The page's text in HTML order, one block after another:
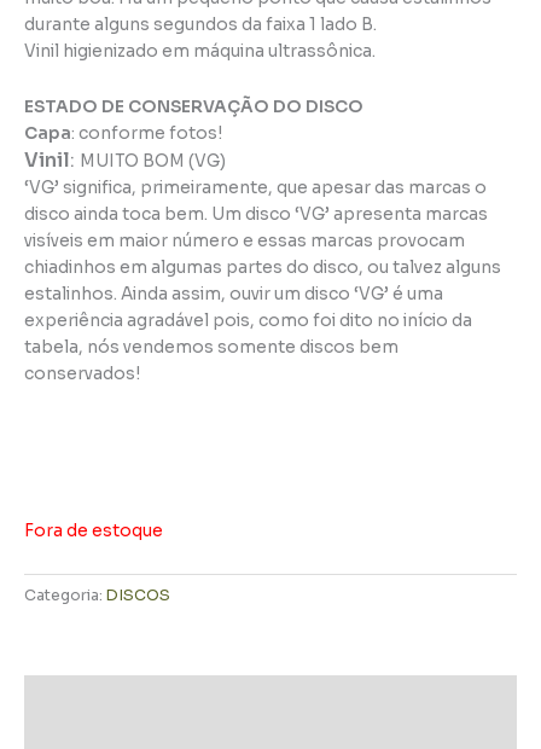
durante alguns segundos da faixa 1 lado B.
Vinil higienizado em máquina ultrassônica.
ESTADO DE CONSERVAÇÃO DO DISCO
Capa: conforme fotos!
Vinil: MUITO BOM (VG)
‘VG’ significa, primeiramente, que apesar das marcas o
disco ainda toca bem. Um disco ‘VG’ apresenta marcas
visíveis em maior número e essas marcas provocam
chiadinhos em algumas partes do disco, ou talvez alguns
estalinhos. Ainda assim, ouvir um disco ‘VG’ é uma
experiência agradável pois, como foi dito no início da
tabela, nós vendemos somente discos bem
conservados!
Fora de estoque
Categoria: DISCOS